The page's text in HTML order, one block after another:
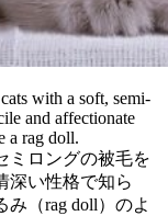
with a soft, semi-
and affectionate
a rag doll.
ミロングの被毛を
深い性格で知ら
（rag doll）のよ